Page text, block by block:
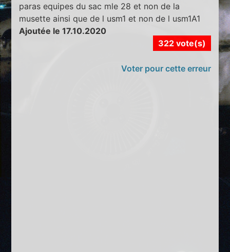
paras equipes du sac mle 28 et non de la
musette ainsi que de l usm1 et non de l usm1A1
Ajoutée le 17.10.2020
322 vote(s)
Voter pour cette erreur